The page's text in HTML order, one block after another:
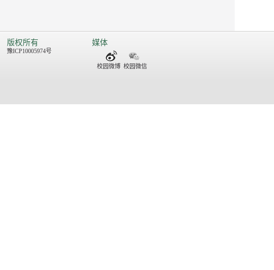
版权所有
豫ICP10005974号
媒体
校园微博 校园微信